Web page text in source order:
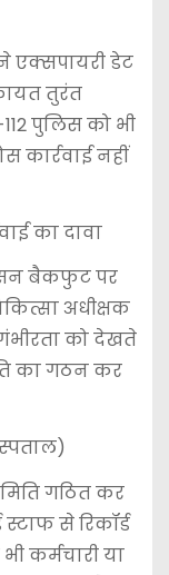
एक्सपायरी डेट
तुरंत
पुलिस को भी
कार्रवाई नहीं
का दावा
बैकफुट पर
अधीक्षक
को देखते
का गठन कर
गठित कर
से रिकॉर्ड
कर्मचारी या